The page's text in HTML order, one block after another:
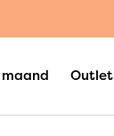
Outlet